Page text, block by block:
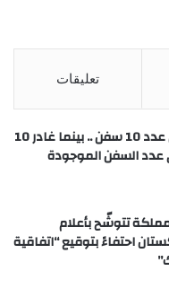
تعليقات
ميناء دمياط يستقبل عدد 10 سفن .. بينما غادر 10
السفن الموجودة
تتوشّح بأعلام
احتفاءً بتوقيع “اتفاقية